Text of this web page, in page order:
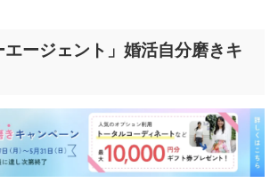
ージェント 」婚活自分磨きキ